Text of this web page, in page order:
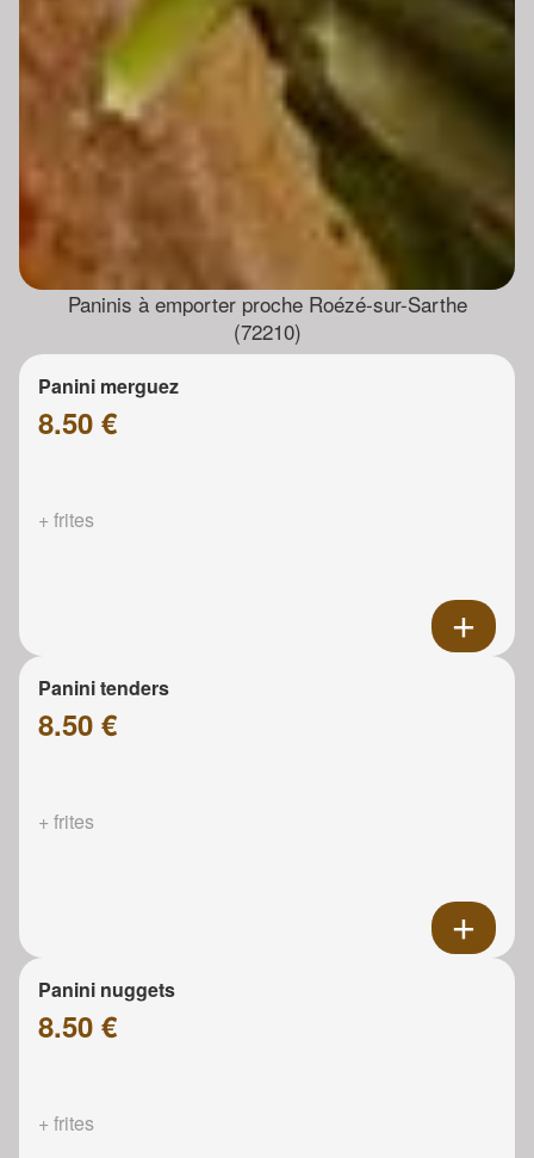
Paninis à emporter proche Roézé-sur-Sarthe
(72210)
Panini merguez
8.50 €
+ frites
Panini tenders
8.50 €
+ frites
Panini nuggets
8.50 €
+ frites